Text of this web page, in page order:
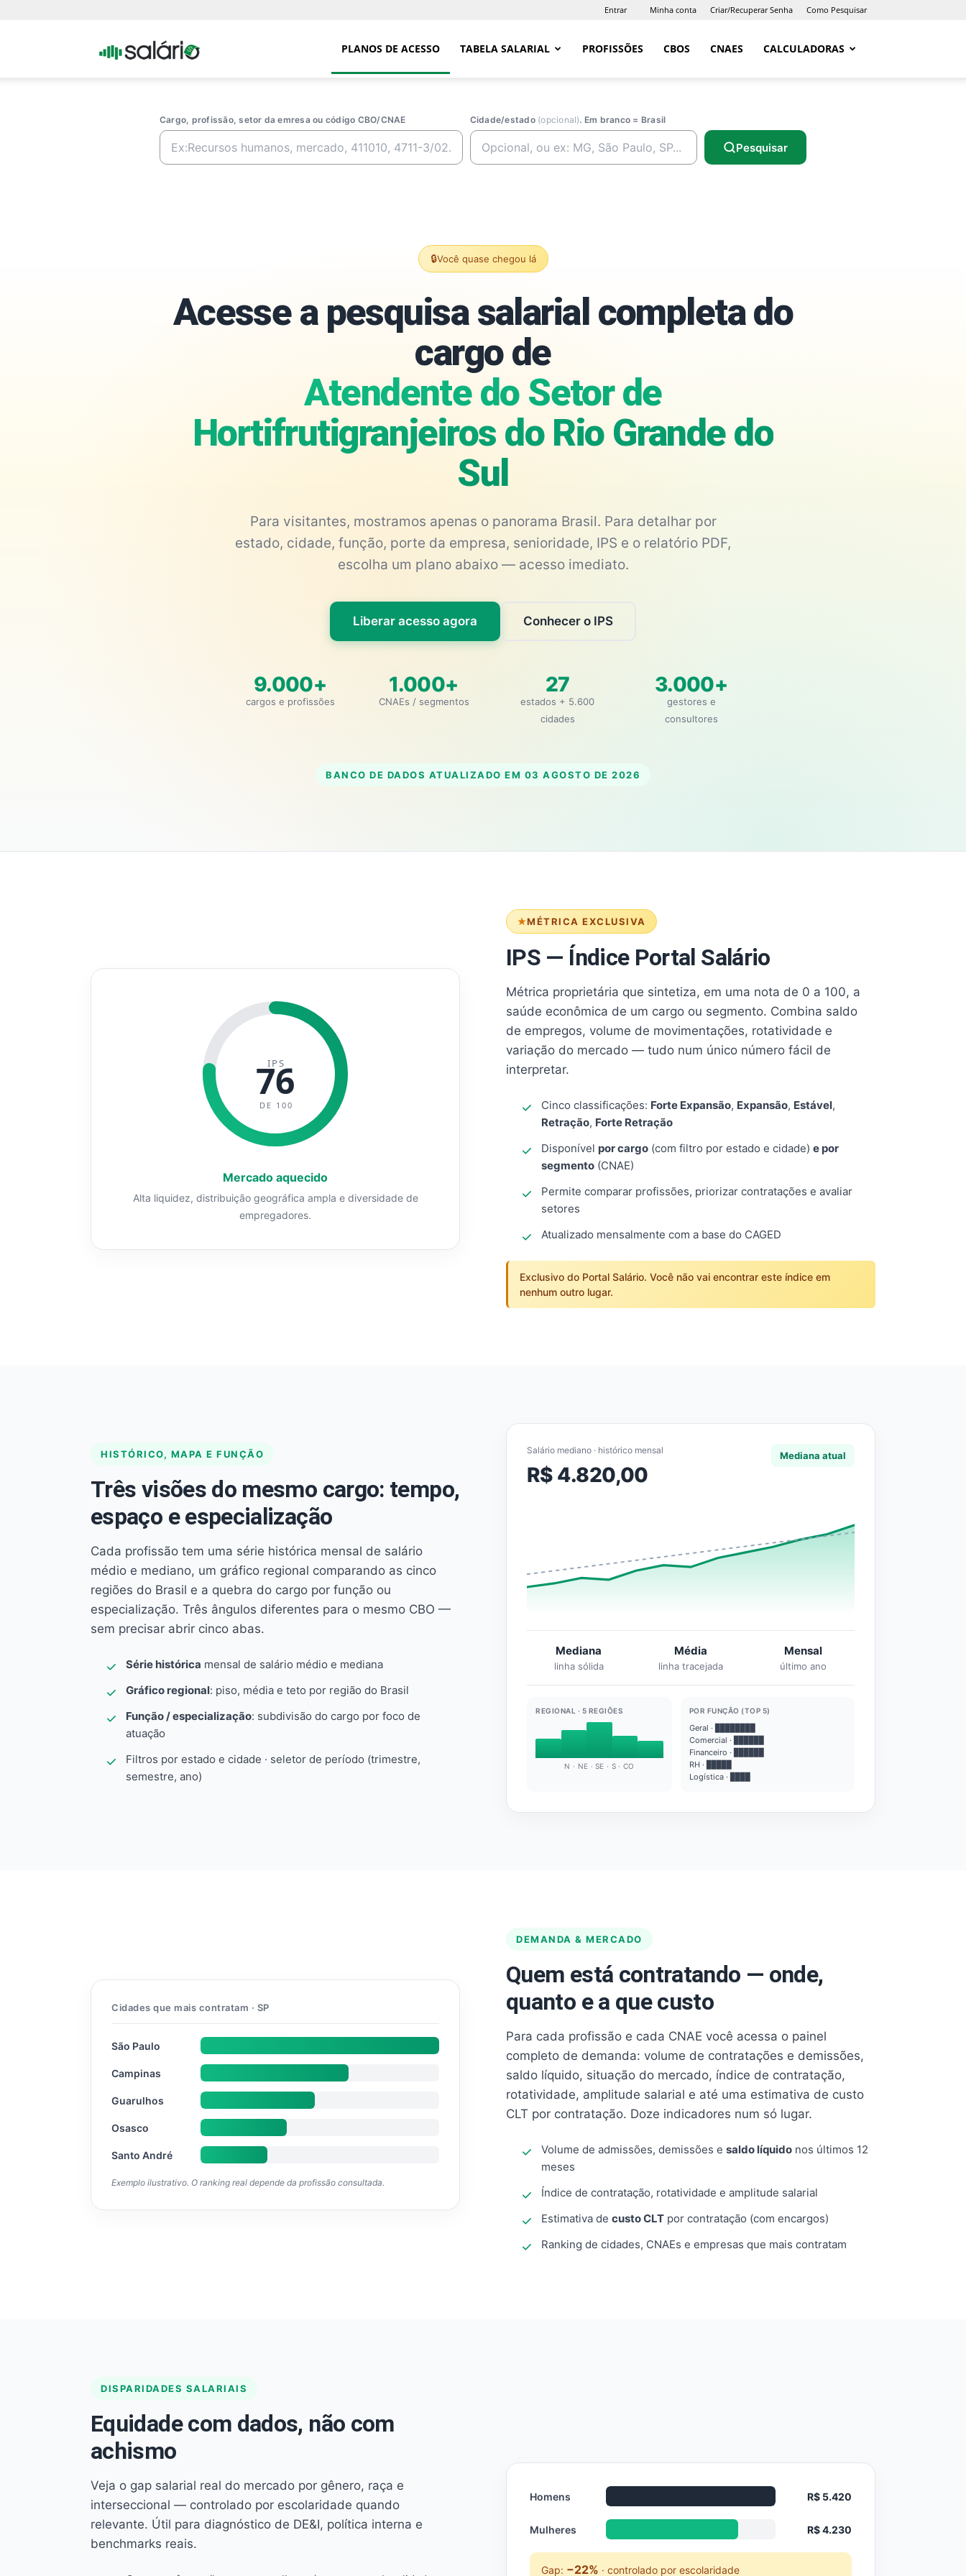
Entrar Minha conta Criar/Recuperar Senha Como Pesquisar
Portal PLANOS DE ACESSO TABELA SALARIAL PROFISSÕES CBOS CNAES CALCULADORAS
Cargo, profissão, setor da emresa ou código CBO/CNAE Cidade/estado (opcional). Em branco = Brasil
Pesquisar
🔒Você quase chegou lá
Acesse a pesquisa salarial completa do
cargo de
Atendente do Setor de
Hortifrutigranjeiros do Rio Grande do
Sul
Para visitantes, mostramos apenas o panorama Brasil. Para detalhar por
estado, cidade, função, porte da empresa, senioridade, IPS e o relatório PDF,
escolha um plano abaixo — acesso imediato.
Liberar acesso agora Conhecer o IPS
9.000+
cargos e profissões
1.000+
CNAEs / segmentos
27
estados + 5.600
cidades
3.000+
gestores e
consultores
BANCO DE DADOS ATUALIZADO EM 03 AGOSTO DE 2026
MÉTRICA EXCLUSIVA
IPS — Índice Portal Salário
Métrica proprietária que sintetiza, em uma nota de 0 a 100, a
saúde econômica de um cargo ou segmento. Combina saldo
de empregos, volume de movimentações, rotatividade e
variação do mercado — tudo num único número fácil de
interpretar.
Cinco classificações: Forte Expansão, Expansão, Estável,
Retração, Forte Retração
Disponível por cargo (com filtro por estado e cidade) e por
segmento (CNAE)
Permite comparar profissões, priorizar contratações e avaliar
setores
Atualizado mensalmente com a base do CAGED
Exclusivo do Portal Salário. Você não vai encontrar este índice em
nenhum outro lugar.
IPS
76
DE 100
Mercado aquecido
Alta liquidez, distribuição geográfica ampla e diversidade de
empregadores.
HISTÓRICO, MAPA E FUNÇÃO
Três visões do mesmo cargo: tempo,
espaço e especialização
Cada profissão tem uma série histórica mensal de salário
médio e mediano, um gráfico regional comparando as cinco
regiões do Brasil e a quebra do cargo por função ou
especialização. Três ângulos diferentes para o mesmo CBO —
sem precisar abrir cinco abas.
Série histórica mensal de salário médio e mediana
Gráfico regional: piso, média e teto por região do Brasil
Função / especialização: subdivisão do cargo por foco de
atuação
Filtros por estado e cidade · seletor de período (trimestre,
semestre, ano)
Salário mediano · histórico mensal
R$ 4.820,00
Mediana atual
Mediana
linha sólida
Média
linha tracejada
Mensal
último ano
REGIONAL · 5 REGIÕES
N · NE · SE · S · CO
POR FUNÇÃO (TOP 5)
Geral · ████████
Comercial · ██████
Financeiro · ██████
RH · █████
Logística · ████
DEMANDA & MERCADO
Quem está contratando — onde,
quanto e a que custo
Para cada profissão e cada CNAE você acessa o painel
completo de demanda: volume de contratações e demissões,
saldo líquido, situação do mercado, índice de contratação,
rotatividade, amplitude salarial e até uma estimativa de custo
CLT por contratação. Doze indicadores num só lugar.
Volume de admissões, demissões e saldo líquido nos últimos 12
meses
Índice de contratação, rotatividade e amplitude salarial
Estimativa de custo CLT por contratação (com encargos)
Ranking de cidades, CNAEs e empresas que mais contratam
Cidades que mais contratam · SP
São Paulo
Campinas
Guarulhos
Osasco
Santo André
Exemplo ilustrativo. O ranking real depende da profissão consultada.
DISPARIDADES SALARIAIS
Equidade com dados, não com
achismo
Veja o gap salarial real do mercado por gênero, raça e
interseccional — controlado por escolaridade quando
relevante. Útil para diagnóstico de DE&I, política interna e
benchmarks reais.
Homens R$ 5.420
Mulheres R$ 4.230
Gap: −22% · controlado por escolaridade